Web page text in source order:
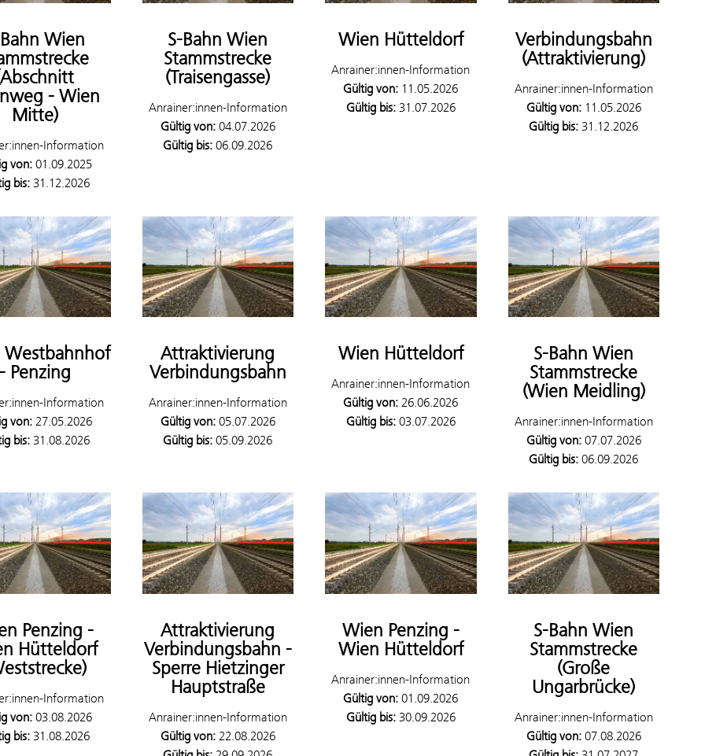
Wien
- Wien
Mitte)
Information
von: 01.09.2025
bis:31.12.2026
S-Bahn Wien
Stammstrecke
(Traisengasse)
Anrainer:innen-Information
Gültig von:04.07.2026
Gültig bis: 06.09.2026
Wien Hütteldorf
Anrainer:innen-Information
Gültig von: 11.05.2026
Gültig bis:31.07.2026
Verbindungsbahn
(Attraktivierung)
Anrainer:innen-Information
Gültig von:11.05.2026
Gültig bis: 31.12.2026
Westbahnhof
- Penzing
Information
von: 27.05.2026
bis:31.08.2026
Attraktivierung
Verbindungsbahn
Anrainer:innen-Information
Gültig von:05.07.2026
Gültig bis: 05.09.2026
Wien Hütteldorf
Anrainer:innen-Information
Gültig von: 26.06.2026
Gültig bis:03.07.2026
S-Bahn Wien
Stammstrecke
(Wien Meidling)
Anrainer:innen-Information
Gültig von:07.07.2026
Gültig bis: 06.09.2026
Penzing -
Hütteldorf
Information
von: 03.08.2026
bis:31.08.2026
Attraktivierung
Verbindungsbahn -
Sperre Hietzinger
Hauptstraße
Anrainer:innen-Information
Gültig von:22.08.2026
Wien Penzing -
Wien Hütteldorf
Anrainer:innen-Information
Gültig von: 01.09.2026
Gültig bis:30.09.2026
S-Bahn Wien
Stammstrecke
(Große
Ungarbrücke)
Anrainer:innen-Information
Gültig von:07.08.2026